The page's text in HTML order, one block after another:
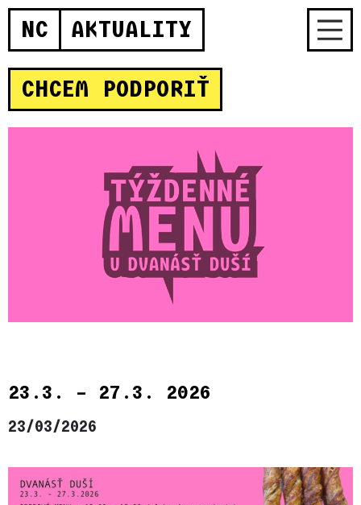
NC AKTUALITY
CHCEM PODPORIŤ
23.3. – 27.3. 2026
23/03/2026